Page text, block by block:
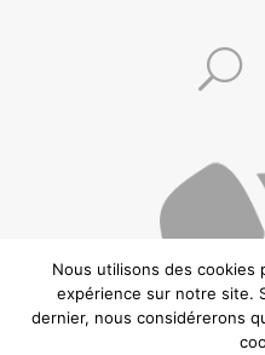
PRÉCÉDENT
©2021 Frédéric Zuccheretti –
générales de vente – Mentions Légales
protégé par reCAPTCHA et Google.
Nous utilisons des cookies
expérience sur notre site.
dernier, nous considérerons